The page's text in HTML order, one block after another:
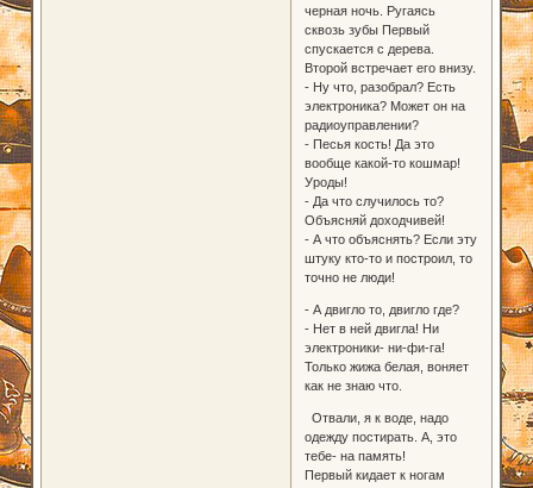
черная ночь. Ругаясь
сквозь зубы Первый
спускается с дерева.
Второй встречает его внизу.
- Ну что, разобрал? Есть
электроника? Может он на
радиоуправлении?
- Песья кость! Да это
вообще какой-то кошмар!
Уроды!
- Да что случилось то?
Объясняй доходчивей!
- А что объяснять? Если эту
штуку кто-то и построил, то
точно не люди!
- А двигло то, двигло где?
- Нет в ней двигла! Ни
электроники- ни-фи-га!
Только жижа белая, воняет
как не знаю что.
Отвали, я к воде, надо
одежду постирать. А, это
тебе- на память!
Первый кидает к ногам